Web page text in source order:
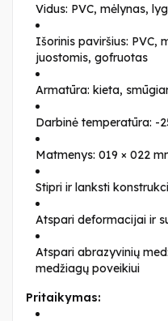
Vidus: PVC, mėlynas,
Išorinis paviršius: PVC,
juostomis, gofruotas
Armatūra: kieta,
Darbinė temperatūra: -
Matmenys: 019 × 022
Stipri ir lanksti
Atspari deformacijai ir
Atspari abrazyvinių
medžiagų poveikiui
Pritaikymas: